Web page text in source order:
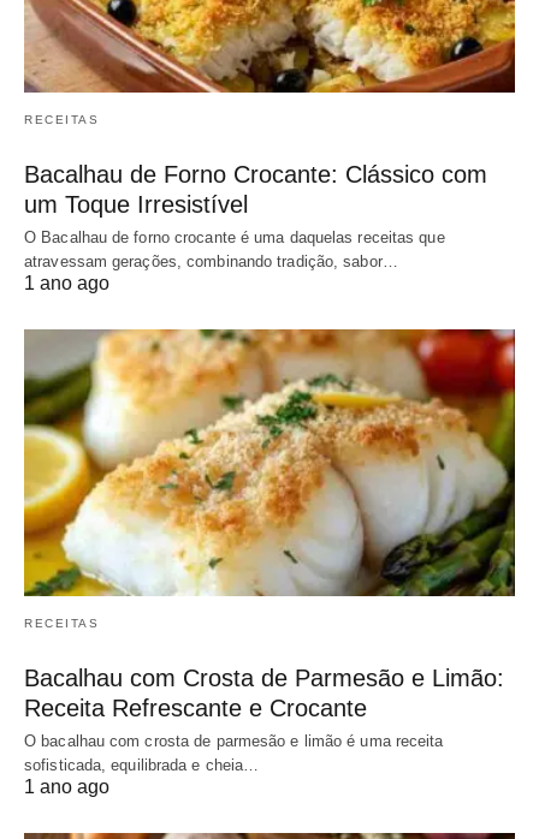
RECEITAS
Bacalhau de Forno Crocante: Clássico com
um Toque Irresistível
O Bacalhau de forno crocante é uma daquelas receitas que
atravessam gerações, combinando tradição, sabor…
1 ano ago
RECEITAS
Bacalhau com Crosta de Parmesão e Limão:
Receita Refrescante e Crocante
O bacalhau com crosta de parmesão e limão é uma receita
sofisticada, equilibrada e cheia…
1 ano ago